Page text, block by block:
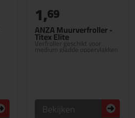
ANZA Muurverfroller -
Titex Elite
Verfroller geschikt voor
medium gladde oppervlakken
1,69
Bekijken